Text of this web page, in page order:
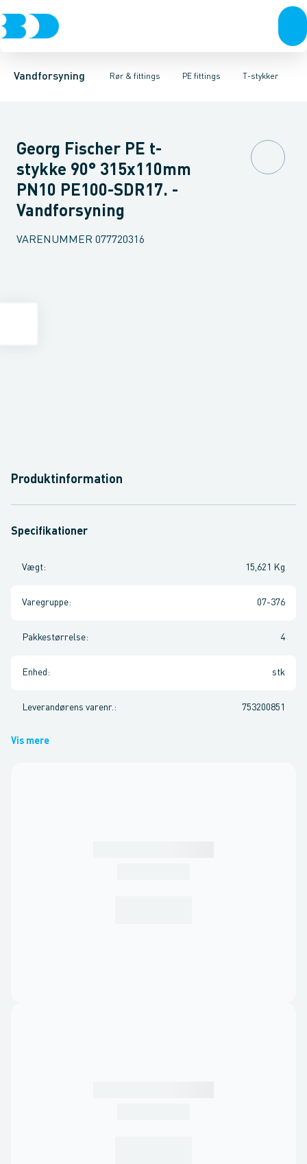
Vandforsyning Rør & fittings
Rør & fittingsKoblinger & anboringerMuffer, klemmer &
PE fittings
PE rørPE EL fittingsPE fittings Duktiljern fittingsT-stykker
Vinkler 90gr.Vinkler 60gr.Vinkler 45gr.Vinkler 30gr.Vinkler
Georg Fischer PE t-
stykke 90° 315x110mm
PN10 PE100-SDR17. -
Vandforsyning
VARENUMMER 077720316
Produktinformation
Specifikationer
Vægt: 15,621 Kg
Varegruppe: 07-376
Pakkestørrelse: 4
Enhed : stk
Leverandørens varenr. : 753200851
Vis mere